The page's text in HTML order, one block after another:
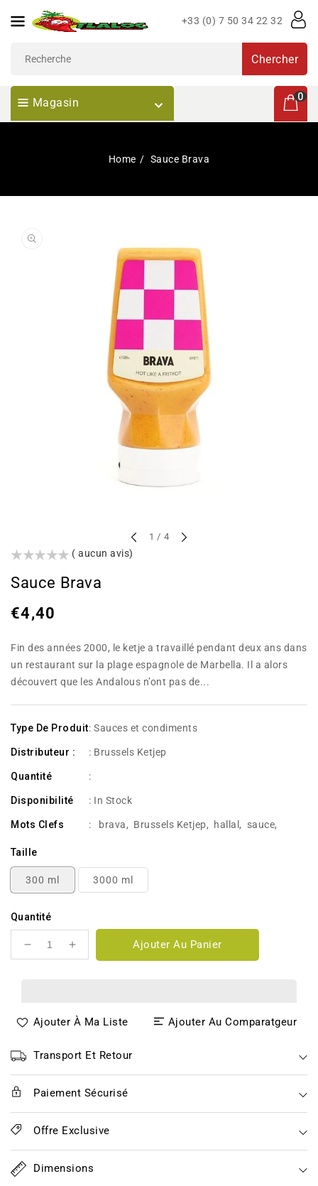
Au
+33 (0) 7 50 34 22 32
Chercher
Magasin 0
0
Home Sauce Brava
1 / sur
4
()
( aucun avis)
Sauce Brava
Prix
€4,40
Fin des années 2000, le ketje a travaillé pendant deux ans dans
un restaurant sur la plage espagnole de Marbella. Il a alors
découvert que les Andalous n’ont pas de...
Type De Produit: Sauces et condiments
Distributeur : : Brussels Ketjep
Quantité :
Disponibilité : In Stock
Mots Clefs : brava, Brussels Ketjep, hallal , sauce,
Taille
300 ml 3000 ml
Quantité
Réduire
Brava
Augmenter
Brava
Ajouter Au Panier
Ajouter À Ma Liste Ajouter Au Comparatgeur
Transport Et Retour
Paiement Sécurisé
Offre Exclusive
Dimensions